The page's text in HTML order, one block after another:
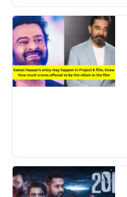
o
k
p